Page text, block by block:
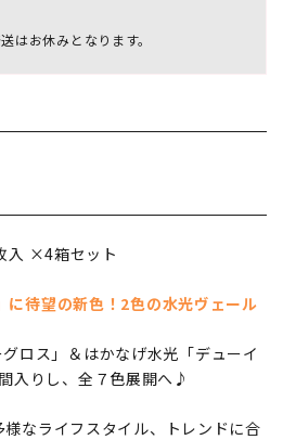
はお休みとなります。
入 ×4箱セット
待望の新色！2色の水光ヴェール
ロス」＆はかなげ水光「デューイ
入りし、全７色展開へ♪
なライフスタイル、トレンドに合